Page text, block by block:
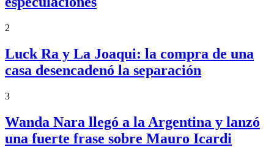
2
Luck Ra y La Joaqui: la compra de una
casa desencadenó la separación
3
Wanda Nara llegó a la Argentina y lanzó
una fuerte frase sobre Mauro Icardi